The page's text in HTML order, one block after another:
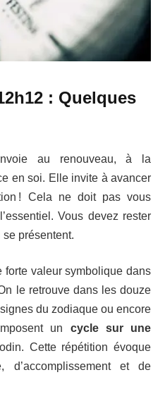
: Quelques
au renouveau, à la
en soi. Elle invite à avancer
! Cela ne doit pas vous
Vous devez rester
présentent.
forte valeur symbolique dans
le retrouve dans les douze
du zodiaque ou encore
un cycle sur une
Cette répétition évoque
d’accomplissement et de